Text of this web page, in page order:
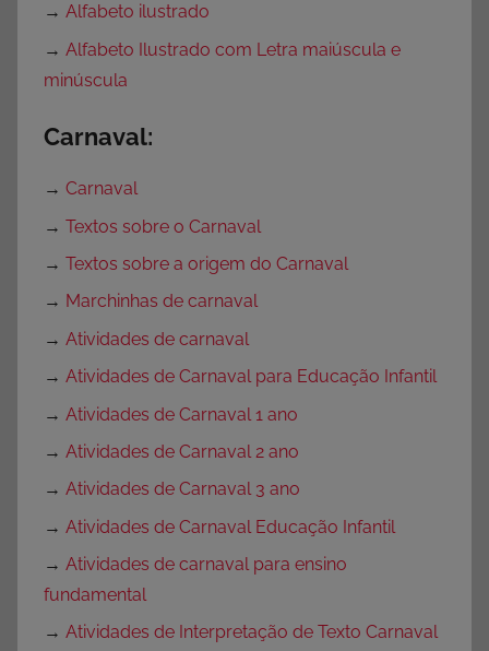
→ Alfabeto ilustrado
→ Alfabeto Ilustrado com Letra maiúscula e
minúscula
Carnaval:
→ Carnaval
→ Textos sobre o Carnaval
→ Textos sobre a origem do Carnaval
→ Marchinhas de carnaval
→ Atividades de carnaval
→ Atividades de Carnaval para Educação Infantil
→ Atividades de Carnaval 1 ano
→ Atividades de Carnaval 2 ano
→ Atividades de Carnaval 3 ano
→ Atividades de Carnaval Educação Infantil
→ Atividades de carnaval para ensino
fundamental
→ Atividades de Interpretação de Texto Carnaval